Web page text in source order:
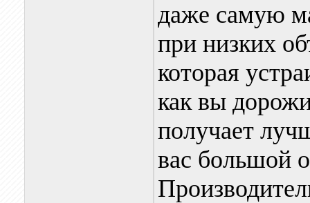
даже самую
при низких
которая
как вы
получает
вас большой